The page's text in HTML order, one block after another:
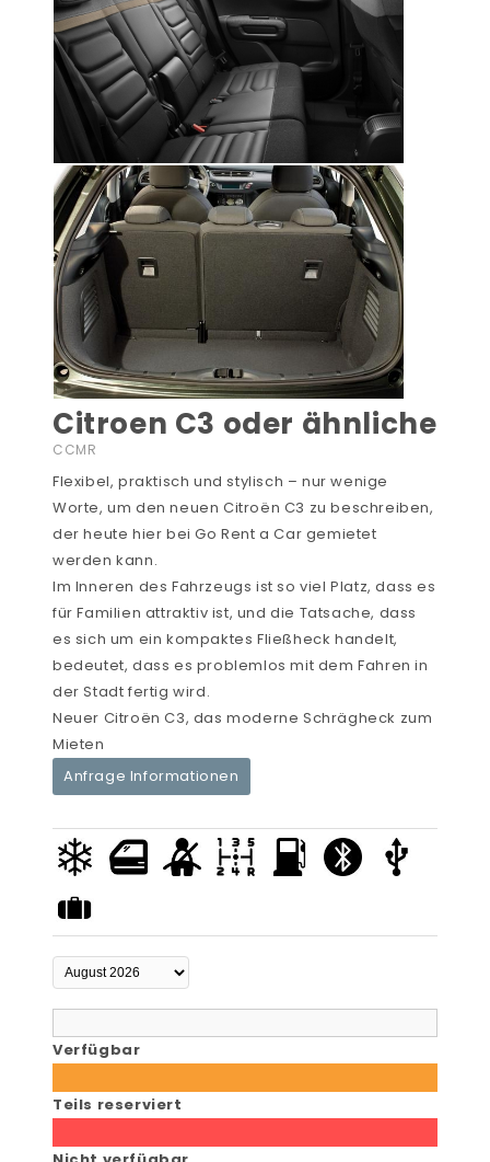
Citroen C3 oder ähnliche
CCMR
Flexibel, praktisch und stylisch – nur wenige
Worte, um den neuen Citroën C3 zu beschreiben,
der heute hier bei Go Rent a Car gemietet
werden kann.
Im Inneren des Fahrzeugs ist so viel Platz, dass es
für Familien attraktiv ist, und die Tatsache, dass
es sich um ein kompaktes Fließheck handelt,
bedeutet, dass es problemlos mit dem Fahren in
der Stadt fertig wird.
Neuer Citroën C3, das moderne Schrägheck zum
Mieten
Anfrage Informationen
Verfügbar
Teils reserviert